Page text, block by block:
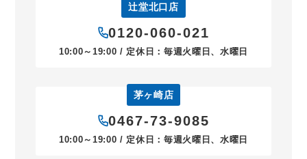
辻堂北口店
0120-060-021
10:00～19:00 / 定休日：毎週火曜日、水曜日
茅ヶ崎店
0467-73-9085
10:00～19:00 / 定休日：毎週火曜日、水曜日